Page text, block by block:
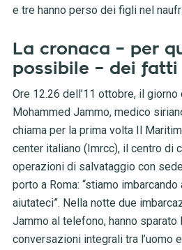
e tre hanno perso dei figli nel
La cronaca – per
possibile – dei fatti
Ore 12.26 dell’11 ottobre, il giorno
Mohammed Jammo, medico
chiama per la prima volta Il
center italiano (Imrcc), il centro di
operazioni di salvataggio con
porto a Roma: “stiamo
aiutateci”. Nella notte due
Jammo al telefono, hanno
conversazioni integrali tra l’uomo